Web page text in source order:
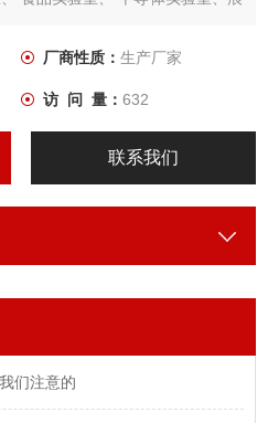
厂商性质： 生产厂家
访 问 量： 632
联系我们
们注意的